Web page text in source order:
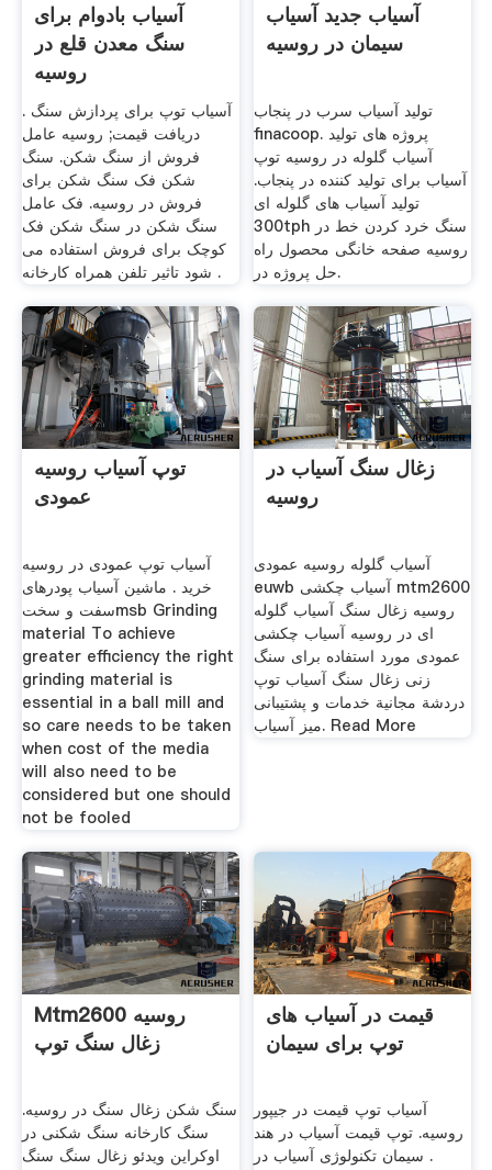
آسیاب بادوام برای
سنگ معدن قلع در
روسیه
آسیاب توپ برای پردازش سنگ .
دریافت قیمت; روسیه عامل
فروش از سنگ شکن. سنگ
شکن فک سنگ شکن برای
فروش در روسیه. فک عامل
سنگ شکن در سنگ شکن فک
کوچک برای فروش استفاده می
شود تاثیر تلفن همراه کارخانه .
آسیاب جدید آسیاب
سیمان در روسیه
تولید آسیاب سرب در پنجاب
finacoop. پروژه های تولید
آسیاب گلوله در روسیه توپ
آسیاب برای تولید کننده در پنجاب.
تولید آسیاب های گلوله ای
300tph سنگ خرد کردن خط در
روسیه صفحه خانگی محصول راه
حل پروژه در.
توپ آسیاب روسیه
عمودی
آسیاب توپ عمودی در روسیه
خرید . ماشین آسیاب پودرهای
سفت و سختmsb Grinding
material To achieve
greater efficiency the right
grinding material is
essential in a ball mill and
so care needs to be taken
when cost of the media
will also need to be
considered but one should
not be fooled
زغال سنگ آسیاب در
روسیه
آسیاب گلوله روسیه عمودی
euwb آسیاب چکشی mtm2600
روسیه زغال سنگ آسیاب گلوله
ای در روسیه آسیاب چکشی
عمودی مورد استفاده برای سنگ
زنی زغال سنگ آسیاب توپ
دردشة مجانية خدمات و پشتیبانی
میز آسیاب. Read More
Mtm2600 روسیه
زغال سنگ توپ
سنگ شکن زغال سنگ در روسیه.
سنگ کارخانه سنگ شکنی در
اوکراین ویدئو زغال سنگ سنگ
قیمت در آسیاب های
توپ برای سیمان
آسیاب توپ قیمت در جیپور
روسیه. توپ قیمت آسیاب در هند
. سیمان تکنولوژی آسیاب در